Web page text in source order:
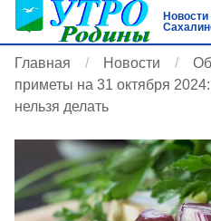
Главная Новости
приметы на 31 октября
нельзя делать